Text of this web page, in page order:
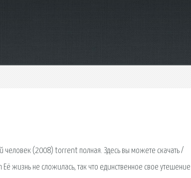
человек (2008) torrent полная. Здесь вы можете скачать /
жизнь не сложилась, так что единственное свое утешение